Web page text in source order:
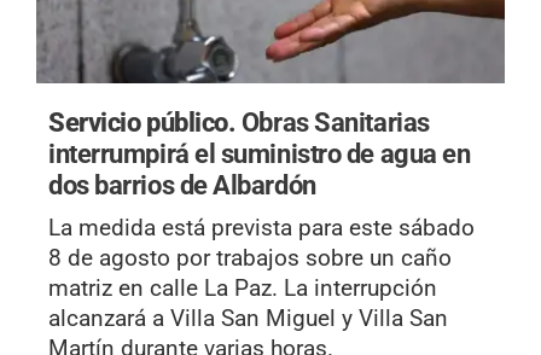
Servicio público. Obras Sanitarias
interrumpirá el suministro de agua en
dos barrios de Albardón
La medida está prevista para este sábado
8 de agosto por trabajos sobre un caño
matriz en calle La Paz. La interrupción
alcanzará a Villa San Miguel y Villa San
Martín durante varias horas.